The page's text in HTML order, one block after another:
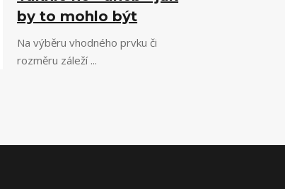
by to mohlo být
Na výběru vhodného prvku či
rozměru záleží ...